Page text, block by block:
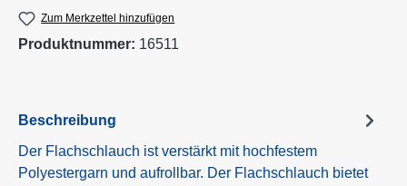
Zum Merkzettel hinzufügen
Produktnummer: 16511
Beschreibung
Der Flachschlauch ist verstärkt mit hochfestem
Polyestergarn und aufrollbar. Der Flachschlauch bietet